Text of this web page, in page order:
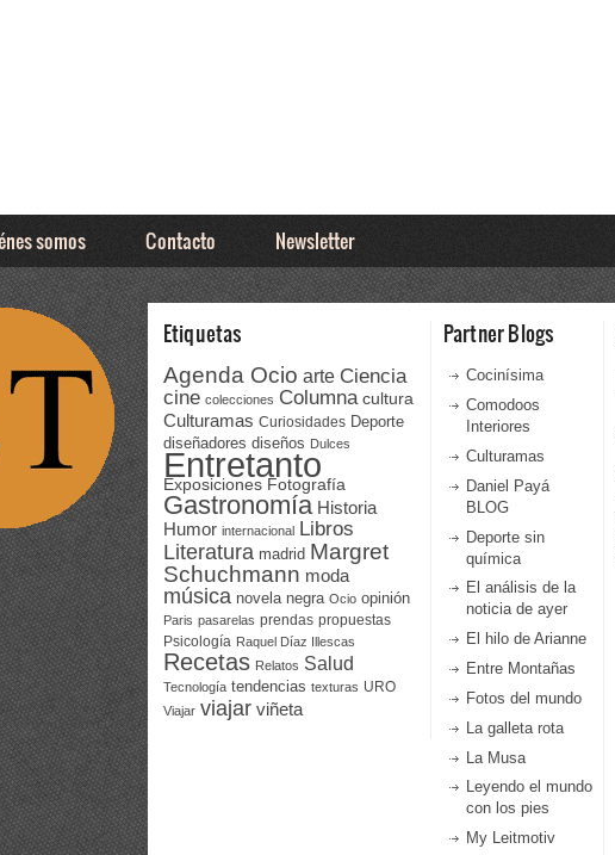
somos Contacto Newsletter
Etiquetas
Agenda Ocio arte Ciencia
cine colecciones Columna cultura
Culturamas Curiosidades Deporte
diseñadores diseños Dulces
Entretanto
Exposiciones Fotografía
Gastronomía Historia
Humor internacional Libros
Literatura madrid Margret
Schuchmann moda
música novela negra Ocio opinión
Paris pasarelas prendas propuestas
Psicología Raquel Díaz Illescas
Recetas Relatos Salud
Tecnología tendencias texturas URO
Viajar viajar viñeta
Partner Blogs
Cocinísima
Comodoos
Interiores
Culturamas
Daniel Payá
BLOG
Deporte sin
química
El análisis de la
noticia de ayer
El hilo de Arianne
Entre Montañas
Fotos del mundo
La galleta rota
La Musa
Leyendo el mundo
con los pies
My Leitmotiv